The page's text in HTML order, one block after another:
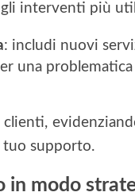
interventi più
: includi nuovi
una problematica
clienti,
tuo supporto.
in modo